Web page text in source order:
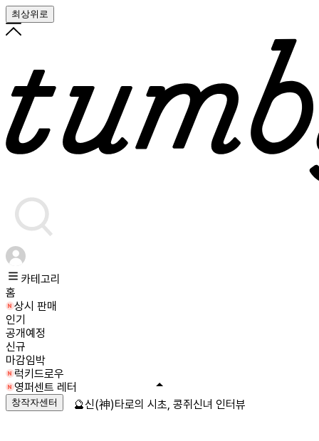
최상위로
카테고리
홈
상시 판매
인기
공개예정
신규
마감임박
럭키드로우
영퍼센트 레터
창작자센터 🔮신(神)타로의 시초, 콩쥐신녀 인터뷰